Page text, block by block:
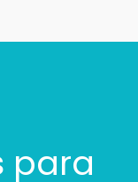
para